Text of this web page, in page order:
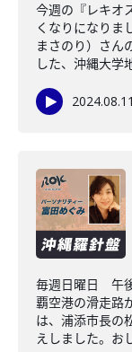
今週の『レキオ
くなりになりま
まさのり）さん
した、沖縄大学
2024.08.11
毎週日曜日 午
覇空港の滑走路
は、浦添市長の
えしました。お